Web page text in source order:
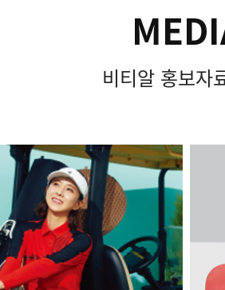
비티알 홍보자